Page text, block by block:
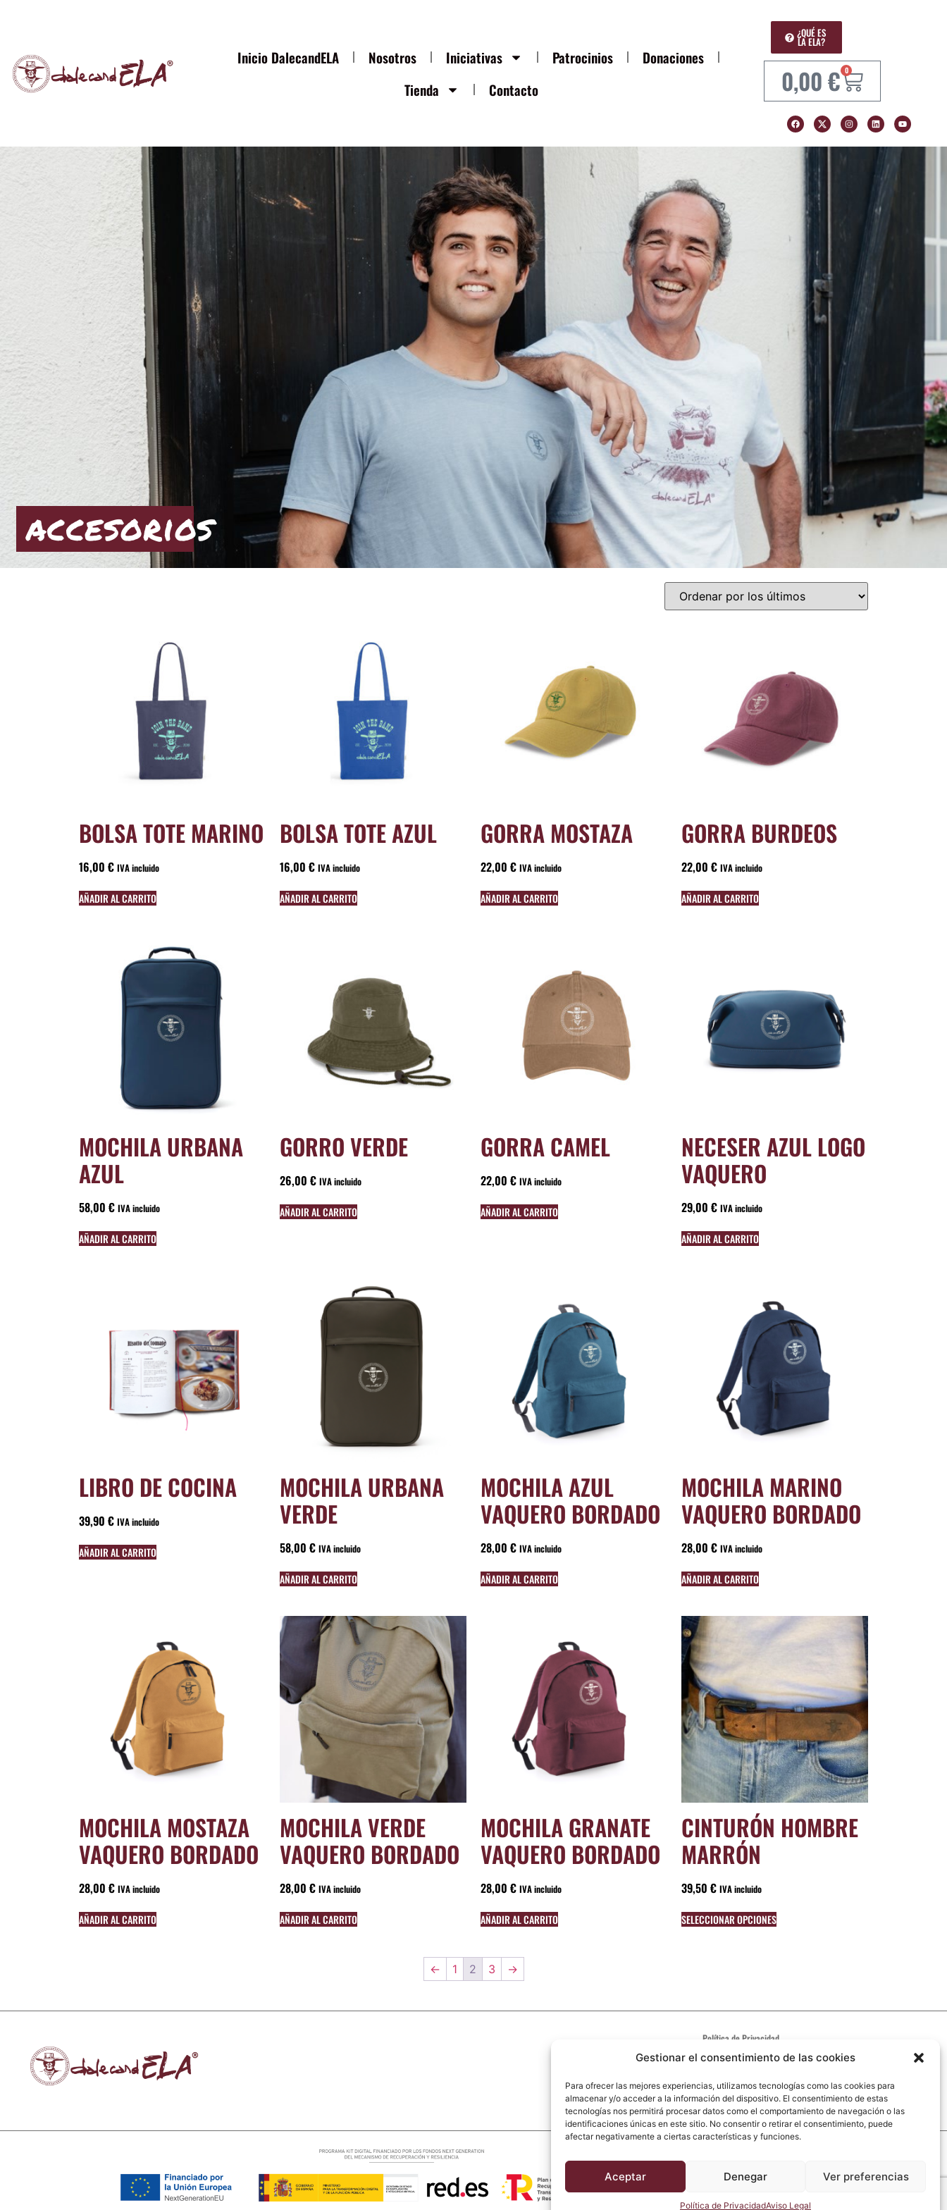
Gestionar el consentimiento de las cookies
Para ofrecer las mejores experiencias, utilizamos tecnologías como las cookies para
almacenar y/o acceder a la información del dispositivo. El consentimiento de estas
tecnologías nos permitirá procesar datos como el comportamiento de navegación o las
identificaciones únicas en este sitio. No consentir o retirar el consentimiento, puede
afectar negativamente a ciertas características y funciones.
Aceptar Denegar Ver preferencias
Política de PrivacidadAviso Legal
Inicio DalecandELA Nosotros Iniciativas Patrocinios
Donaciones
Tienda
Contacto
¿QUÉ ES
LA ELA?
0,00€ 0
accesorios
BOLSA TOTE MARINO
16,00 € IVA incluido
AÑADIR AL CARRITO
BOLSA TOTE AZUL
16,00 € IVA incluido
AÑADIR AL CARRITO
GORRA MOSTAZA
22,00 € IVA incluido
AÑADIR AL CARRITO
GORRA BURDEOS
22,00 € IVA incluido
AÑADIR AL CARRITO
MOCHILA URBANA
AZUL
58,00 € IVA incluido
AÑADIR AL CARRITO
GORRO VERDE
26,00 € IVA incluido
AÑADIR AL CARRITO
GORRA CAMEL
22,00 € IVA incluido
AÑADIR AL CARRITO
NECESER AZUL LOGO
VAQUERO
29,00 € IVA incluido
AÑADIR AL CARRITO
LIBRO DE COCINA
39,90 € IVA incluido
AÑADIR AL CARRITO
MOCHILA URBANA
VERDE
58,00 € IVA incluido
AÑADIR AL CARRITO
MOCHILA AZUL
VAQUERO BORDADO
28,00 € IVA incluido
AÑADIR AL CARRITO
MOCHILA MARINO
VAQUERO BORDADO
28,00 € IVA incluido
AÑADIR AL CARRITO
MOCHILA MOSTAZA
VAQUERO BORDADO
28,00 € IVA incluido
AÑADIR AL CARRITO
MOCHILA VERDE
VAQUERO BORDADO
28,00 € IVA incluido
AÑADIR AL CARRITO
MOCHILA GRANATE
VAQUERO BORDADO
28,00 € IVA incluido
AÑADIR AL CARRITO
CINTURÓN HOMBRE
MARRÓN
39,50 € IVA incluido
SELECCIONAR OPCIONES
← 1 2 3 →
Política de Privacidad
Aviso Legal
Código ético